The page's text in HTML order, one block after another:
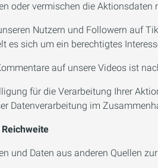
oder vermischen die
Nutzern und Followern auf
sich um ein berechtigtes
auf unsere Videos ist
für die Verarbeitung Ihrer
Datenverarbeitung im
und Daten aus anderen Quellen